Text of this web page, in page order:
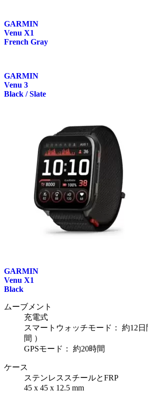
GARMIN
Venu X1
French Gray
GARMIN
Venu 3
Black / Slate
GARMIN
Venu X1
Black
ムーブメント
充電式
スマートウォッチモード： 約12
間 ）
GPSモード： 約20時間
ケース
ステンレススチールとFRP
45 x 45 x 12.5 mm